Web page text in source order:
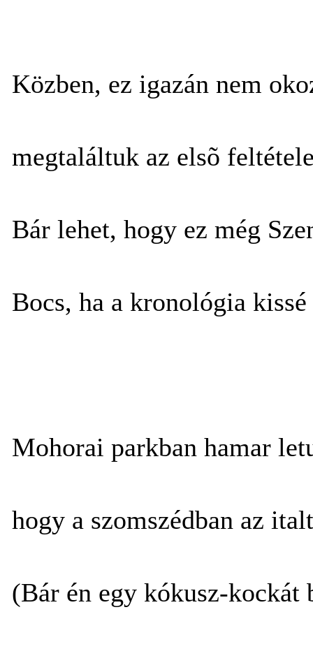
Közben, ez igazán nem
megtaláltuk az elsõ
Bár lehet, hogy ez még
Bocs, ha a kronológia
Mohorai parkban hamar
hogy a szomszédban az
(Bár én egy kókusz-kockát